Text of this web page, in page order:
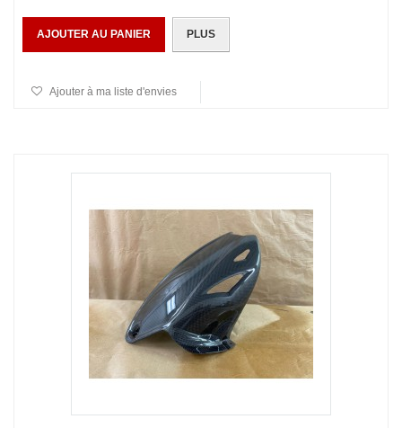
AJOUTER AU PANIER PLUS
Ajouter à ma liste d'envies